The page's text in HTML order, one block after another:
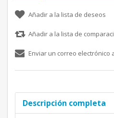
Añadir a la lista de deseos
Añadir a la lista de
Enviar un correo electrónico
Descripción completa